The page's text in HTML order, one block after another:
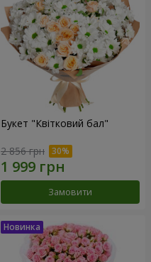
Букет "Квітковий бал"
2 856 грн
Замовити